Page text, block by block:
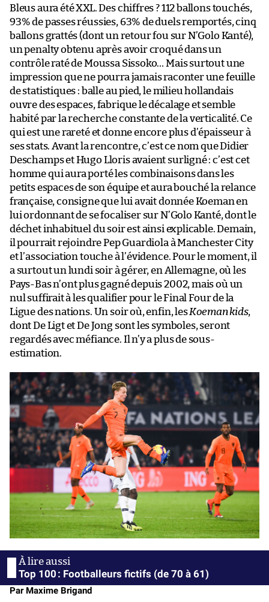
Bleus aura été XXL. Des chiffres ? 112 ballons touchés,
93% de passes réussies, 63% de duels remportés, cinq
ballons grattés (dont un retour fou sur N’Golo Kanté),
un penalty obtenu après avoir croqué dans un
contrôle raté de Moussa Sissoko… Mais surtout une
impression que ne pourra jamais raconter une feuille
de statistiques : balle au pied, le milieu hollandais
ouvre des espaces, fabrique le décalage et semble
habité par la recherche constante de la verticalité. Ce
qui est une rareté et donne encore plus d’épaisseur à
ses stats. Avant la rencontre, c’est ce nom que Didier
Deschamps et Hugo Lloris avaient surligné : c’est cet
homme qui aura porté les combinaisons dans les
petits espaces de son équipe et aura bouché la relance
française, consigne que lui avait donnée Koeman en
lui ordonnant de se focaliser sur N’Golo Kanté, dont le
déchet inhabituel du soir est ainsi explicable. Demain,
il pourrait rejoindre Pep Guardiola à Manchester City
et l’association touche à l’évidence. Pour le moment, il
a surtout un lundi soir à gérer, en Allemagne, où les
Pays-Bas n’ont plus gagné depuis 2002, mais où un
nul suffirait à les qualifier pour le Final Four de la
Ligue des nations. Un soir où, enfin, lesKoeman kids,
dont De Ligt et De Jong sont les symboles, seront
regardés avec méfiance. Il n’y a plus de sous-
estimation.
Top 100 : Footballeurs fictifs (de 70 à 61)
Par Maxime Brigand